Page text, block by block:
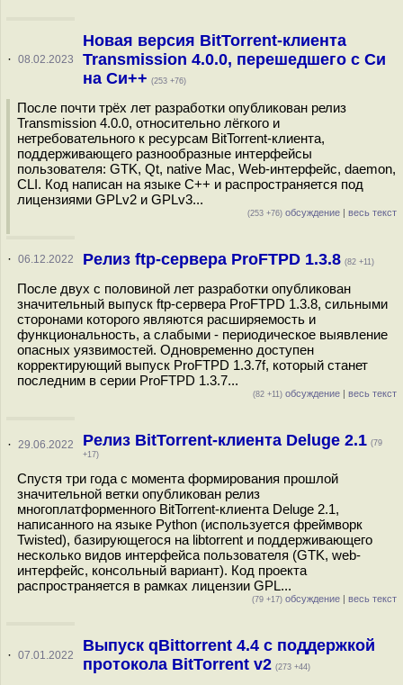
· 08.02.2023
Новая версия BitTorrent-клиента
Transmission 4.0.0, перешедшего с Си
на Си++ (253 +76)
После почти трёх лет разработки опубликован релиз
Transmission 4.0.0, относительно лёгкого и
нетребовательного к ресурсам BitTorrent-клиента,
поддерживающего разнообразные интерфейсы
пользователя: GTK, Qt, native Mac, Web-интерфейс, daemon,
CLI. Код написан на языке С++ и распространяется под
лицензиями GPLv2 и GPLv3...
(253 +76) обсуждение | весь текст
· 06.12.2022 Релиз ftp-сервера ProFTPD 1.3.8 (82 +11)
После двух с половиной лет разработки опубликован
значительный выпуск ftp-сервера ProFTPD 1.3.8, сильными
сторонами которого являются расширяемость и
функциональность, а слабыми - периодическое выявление
опасных уязвимостей. Одновременно доступен
корректирующий выпуск ProFTPD 1.3.7f, который станет
последним в серии ProFTPD 1.3.7...
(82 +11) обсуждение | весь текст
· 29.06.2022 Релиз BitTorrent-клиента Deluge 2.1 (79
+17)
Спустя три года с момента формирования прошлой
значительной ветки опубликован релиз
многоплатформенного BitTorrent-клиента Deluge 2.1,
написанного на языке Python (используется фреймворк
Twisted), базирующегося на libtorrent и поддерживающего
несколько видов интерфейса пользователя (GTK, web-
интерфейс, консольный вариант). Код проекта
распространяется в рамках лицензии GPL...
(79 +17) обсуждение | весь текст
· 07.01.2022
Выпуск qBittorrent 4.4 с поддержкой
протокола BitTorrent v2 (273 +44)